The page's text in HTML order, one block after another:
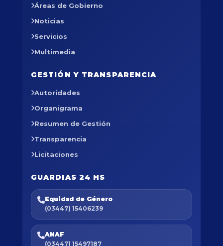
Áreas de Gobierno
Noticias
Servicios
Multimedia
GESTIÓN Y TRANSPARENCIA
Autoridades
Organigrama
Resumen de Gestión
Transparencia
Licitaciones
GUARDIAS 24 HS
Equidad de Género
(03447) 15406239
ANAF
(03447) 15497187